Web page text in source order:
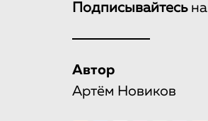
Подписывайтесьна
Автор
Артём Новиков